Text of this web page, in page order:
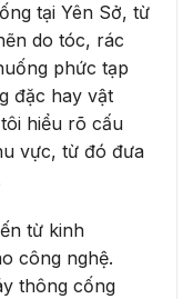
tại Yên Sở, từ
do tóc, rác
phức tạp
đặc hay vật
hiểu rõ cấu
vực, từ đó đưa
từ kinh
công nghệ.
thông cống